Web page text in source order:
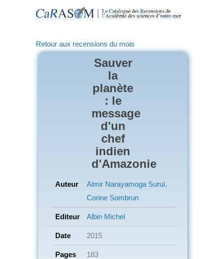
Retour aux recensions du mois
Sauver
la
planète
: le
message
d'un
chef
indien
d'Amazonie
Auteur
Almir Narayamoga Suruí,
Corine Sombrun
Editeur Albin Michel
Date 2015
Pages 183